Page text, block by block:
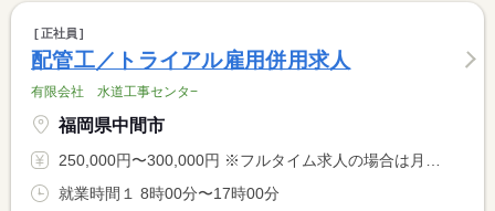
正社員
配管工／トライアル雇用併用求人
有限会社 水道工事センタ−
福岡県中間市
250,000円〜300,000円 ※フルタイム求人の場合は月額（換算額）、パート求人の場合は時間額を表示しています。
就業時間１ 8時00分〜17時00分